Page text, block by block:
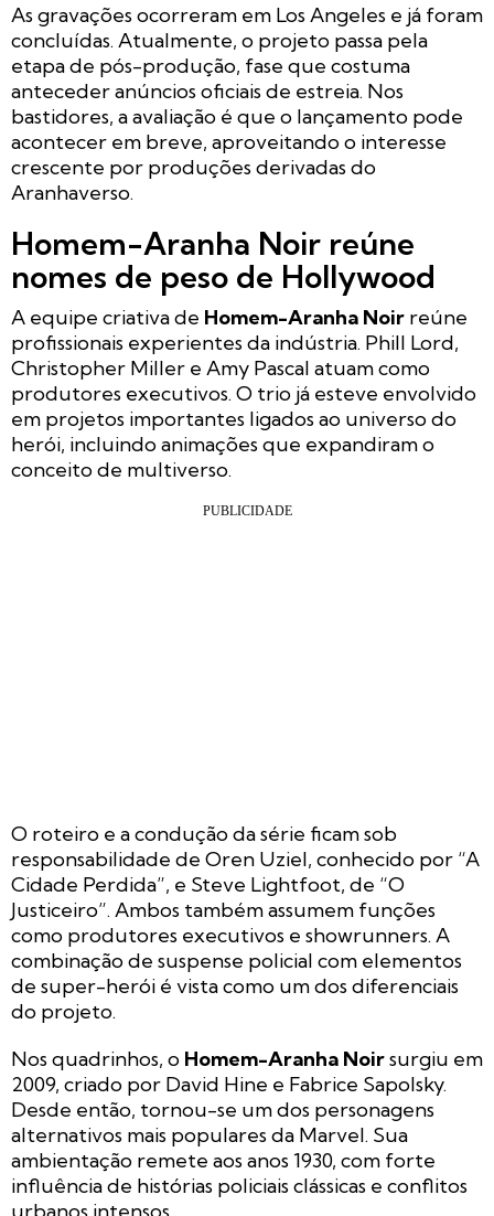
As gravações ocorreram em Los Angeles e já foram
concluídas. Atualmente, o projeto passa pela
etapa de pós-produção, fase que costuma
anteceder anúncios oficiais de estreia. Nos
bastidores, a avaliação é que o lançamento pode
acontecer em breve, aproveitando o interesse
crescente por produções derivadas do
Aranhaverso.
Homem-Aranha Noir reúne
nomes de peso de Hollywood
A equipe criativa de Homem-Aranha Noir reúne
profissionais experientes da indústria. Phill Lord,
Christopher Miller e Amy Pascal atuam como
produtores executivos. O trio já esteve envolvido
em projetos importantes ligados ao universo do
herói, incluindo animações que expandiram o
conceito de multiverso.
O roteiro e a condução da série ficam sob
responsabilidade de Oren Uziel, conhecido por “A
Cidade Perdida”, e Steve Lightfoot, de “O
Justiceiro”. Ambos também assumem funções
como produtores executivos e showrunners. A
combinação de suspense policial com elementos
de super-herói é vista como um dos diferenciais
do projeto.
Nos quadrinhos, o Homem-Aranha Noirsurgiu em
2009, criado por David Hine e Fabrice Sapolsky.
Desde então, tornou-se um dos personagens
alternativos mais populares da Marvel. Sua
ambientação remete aos anos 1930, com forte
influência de histórias policiais clássicas e conflitos
urbanos intensos.